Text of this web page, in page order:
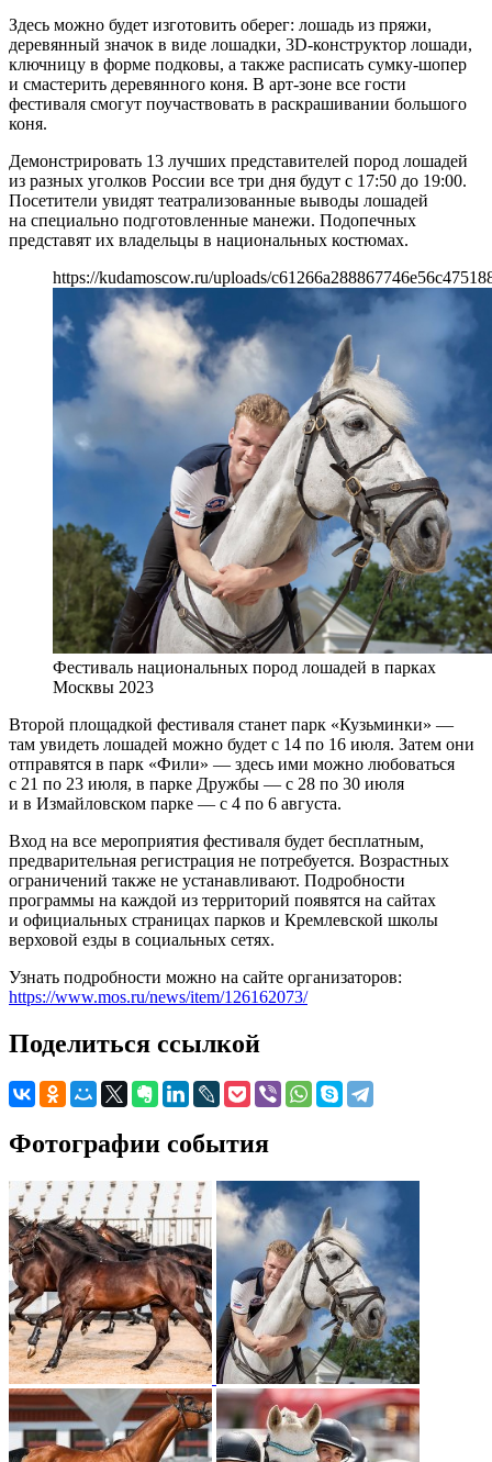
Здесь можно будет изготовить оберег: лошадь из пряжи,
деревянный значок в виде лошадки, 3D-конструктор лошади,
ключницу в форме подковы, а также расписать сумку-шопер
и смастерить деревянного коня. В арт-зоне все гости
фестиваля смогут поучаствовать в раскрашивании большого
коня.
Демонстрировать 13 лучших представителей пород лошадей
из разных уголков России все три дня будут с 17:50 до 19:00.
Посетители увидят театрализованные выводы лошадей
на специально подготовленные манежи. Подопечных
представят их владельцы в национальных костюмах.
https://kudamoscow.ru/uploads/
Фестиваль национальных пород лошадей в парках
Москвы 2023
Второй площадкой фестиваля станет парк «Кузьминки» —
там увидеть лошадей можно будет с 14 по 16 июля. Затем они
отправятся в парк «Фили» — здесь ими можно любоваться
с 21 по 23 июля, в парке Дружбы — с 28 по 30 июля
и в Измайловском парке — с 4 по 6 августа.
Вход на все мероприятия фестиваля будет бесплатным,
предварительная регистрация не потребуется. Возрастных
ограничений также не устанавливают. Подробности
программы на каждой из территорий появятся на сайтах
и официальных страницах парков и Кремлевской школы
верховой езды в социальных сетях.
Узнать подробности можно на сайте организаторов:
https://www.mos.ru/news/item/126162073/
Поделиться ссылкой
Фотографии события